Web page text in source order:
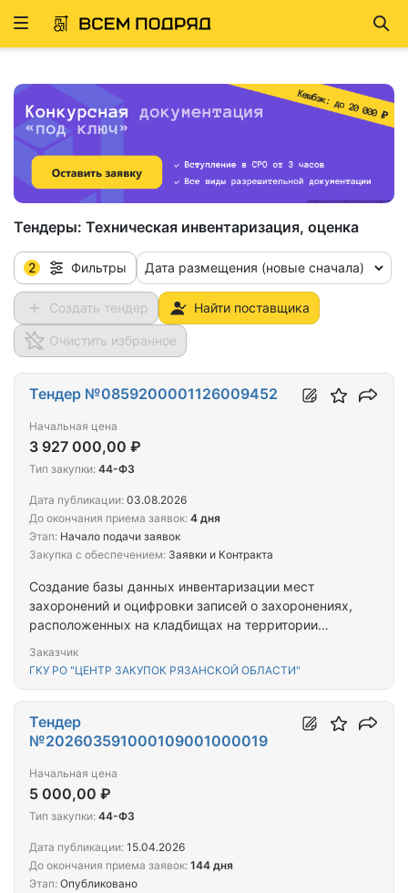
Развернуть
Тендеры: Техническая инвентаризация, оценка
2 Фильтры Дата размещения (новые сначала)
Создать тендер Найти поставщика
Очистить избранное
Создание базы данных инвентаризации мест
захоронений и оцифровки записей о захоронениях,
расположенных на кладбищах на территории
области, с загрузкой данных в АИС «Единая
Заказчик
ГКУ РО "ЦЕНТР ЗАКУПОК РЯЗАНСКОЙ ОБЛАСТИ"
Тендер №0859200001126009452
Начальная цена
3 927 000,00 ₽
Тип закупки: 44-ФЗ
Дата публикации: 03.08.2026
До окончания приема заявок: 4 дня
Этап: Начало подачи заявок
Закупка с обеспечением: Заявки и Контракта
Тендер
№202603591000109001000019
Начальная цена
5 000,00 ₽
Тип закупки: 44-ФЗ
Дата публикации: 15.04.2026
До окончания приема заявок: 144 дня
Этап: Опубликовано